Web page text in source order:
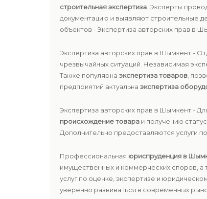
строительная экспертиза . Эксперты
документацию и выявляют строительные
объектов - Экспертиза авторских прав в
Экспертиза авторских прав в Шымкент -
чрезвычайных ситуаций. Независимая
Также популярна экспертиза товаров ,
предприятий актуальна экспертиза
Экспертиза авторских прав в Шымкент -
происхождение товара и получению
Дополнительно предоставляются услуги
Профессиональная юриспруденция в
имущественных и коммерческих споров, а
услуг по оценке, экспертизе и
уверенно развиваться в современных